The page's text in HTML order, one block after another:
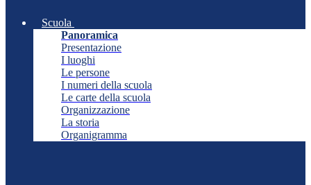
Scuola
Panoramica
Presentazione
I luoghi
Le persone
I numeri della scuola
Le carte della scuola
Organizzazione
La storia
Organigramma